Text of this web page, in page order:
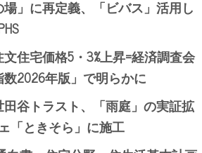
」に再定義、「ビバス」活用し
住宅価格5・3%上昇=経済調査会
数2026年版」で明らかに
谷トラスト、「雨庭」の実証拡
「ときそら」に施工